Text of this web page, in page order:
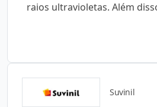
raios ultravioletas. Além
Suvinil
Catálogos para